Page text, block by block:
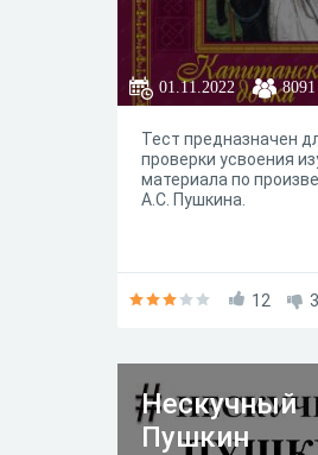
01.11.2022 8091
Тест предназначен
проверки усвоения
материала по
А.С. Пушкина.
12
Нескучный
Пушкин